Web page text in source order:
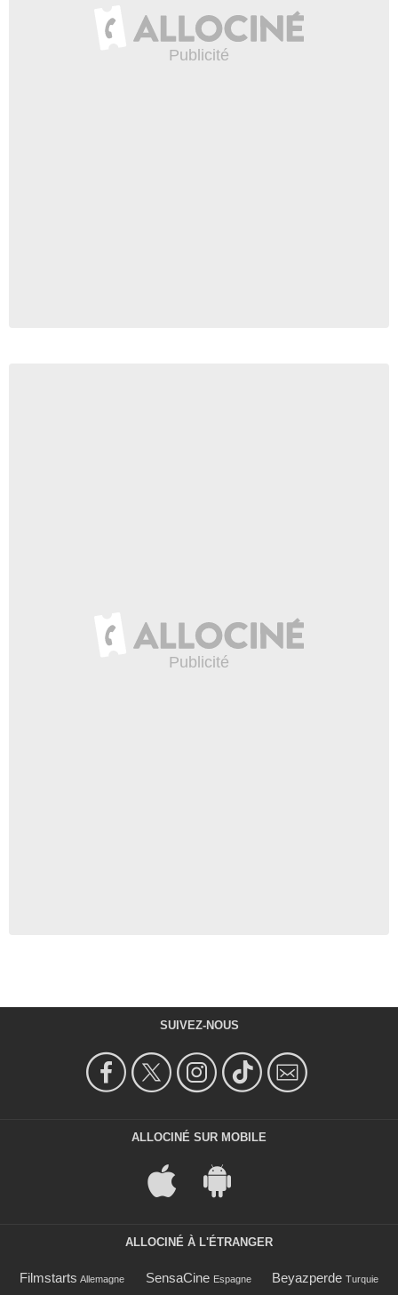
SUIVEZ-NOUS
ALLOCINÉ SUR MOBILE
ALLOCINÉ À L'ÉTRANGER
Filmstarts Allemagne SensaCine Espagne Beyazperde Turquie